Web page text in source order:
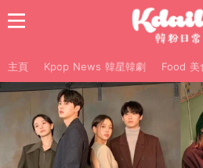
主頁 Kpop News 韓星韓劇 Food 美